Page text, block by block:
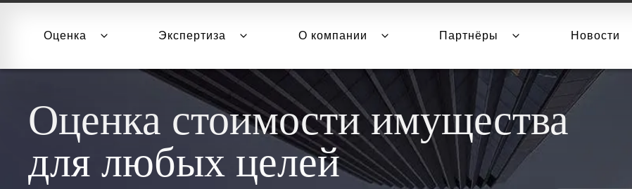
Оценка Экспертиза О компании Партнёры Новости
Оценка стоимости имущества
для любых целей